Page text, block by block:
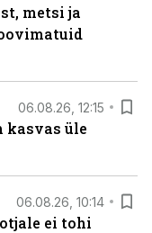
metsi ja
06.08.26, 12:15
kasvas üle
06.08.26, 10:14
ei tohi